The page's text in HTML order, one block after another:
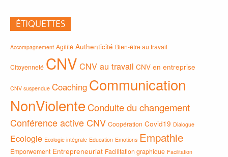
ÉTIQUETTES
Accompagnement Agilité Authenticité Bien-être au travail
Citoyenneté CNV CNV au travail CNV en entreprise
CNV suspendue Coaching Communication
NonViolenteConduite du changement
Conférence active CNV Coopération Covid19 Dialogue
Ecologie Ecologie intégrale Education Emotions Empathie
Emporwement Entrepreneuriat Facilitation graphique Facilitation